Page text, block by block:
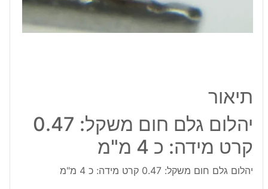
תיאור
יהלום גלם חום משקל: 0.47
קרט מידה: כ 4 מ"מ
יהלום גלם חום משקל: 0.47 קרט מידה: כ 4 מ"מ